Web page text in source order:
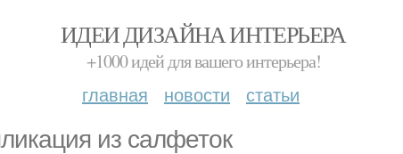
ИДЕИ ДИЗАЙНА ИНТЕРЬЕРА
+1000 идей для вашего интерьера!
главная новости статьи
из салфеток